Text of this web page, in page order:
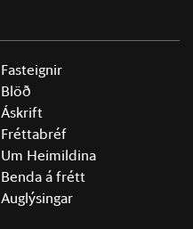
Fasteignir
Blöð
Áskrift
Fréttabréf
Um Heimildina
Benda á frétt
Auglýsingar